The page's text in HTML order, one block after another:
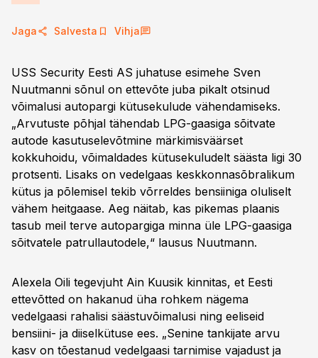
Jaga Salvesta Vihja
USS Security Eesti AS juhatuse esimehe Sven
Nuutmanni sõnul on ettevõte juba pikalt otsinud
võimalusi autopargi kütusekulude vähendamiseks.
„Arvutuste põhjal tähendab LPG-gaasiga sõitvate
autode kasutuselevõtmine märkimisväärset
kokkuhoidu, võimaldades kütusekuludelt säästa ligi 30
protsenti. Lisaks on vedelgaas keskkonnasõbralikum
kütus ja põlemisel tekib võrreldes bensiiniga oluliselt
vähem heitgaase. Aeg näitab, kas pikemas plaanis
tasub meil terve autopargiga minna üle LPG-gaasiga
sõitvatele patrullautodele,“ lausus Nuutmann.
Alexela Oili tegevjuht Ain Kuusik kinnitas, et Eesti
ettevõtted on hakanud üha rohkem nägema
vedelgaasi rahalisi säästuvõimalusi ning eeliseid
bensiini- ja diiselkütuse ees. „Senine tankijate arvu
kasv on tõestanud vedelgaasi tarnimise vajadust ja